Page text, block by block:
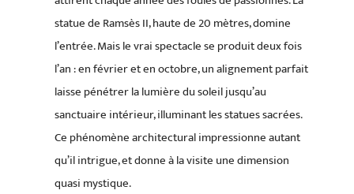
statue de Ramsès II, haute de 20 mètres, domine
l’entrée. Mais le vrai spectacle se produit deux fois
l’an : en février et en octobre, un alignement parfait
laisse pénétrer la lumière du soleil jusqu’au
sanctuaire intérieur, illuminant les statues sacrées.
Ce phénomène architectural impressionne autant
qu’il intrigue, et donne à la visite une dimension
quasi mystique.